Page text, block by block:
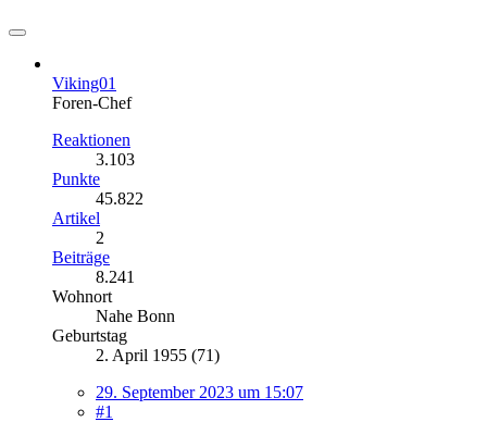
Viking01
Foren-Chef
Reaktionen
3.103
Punkte
45.822
Artikel
2
Beiträge
8.241
Wohnort
Nahe Bonn
Geburtstag
2. April 1955 (71)
29. September 2023 um 15:07
#1